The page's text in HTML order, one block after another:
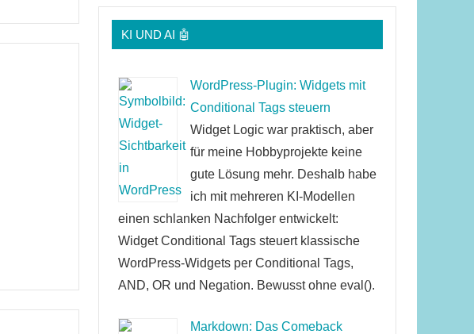
KI UND AI 🤖
WordPress-Plugin: Widgets mit
Conditional Tags steuern
Widget Logic war praktisch, aber
für meine Hobbyprojekte keine
gute Lösung mehr. Deshalb habe
ich mit mehreren KI-Modellen
einen schlanken Nachfolger entwickelt:
Widget Conditional Tags steuert klassische
WordPress-Widgets per Conditional Tags,
AND, OR und Negation. Bewusst ohne eval().
Markdown: Das Comeback